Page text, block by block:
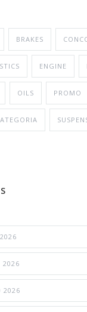
BRAKES
ENGINE
OILS PROMO
2026
2026